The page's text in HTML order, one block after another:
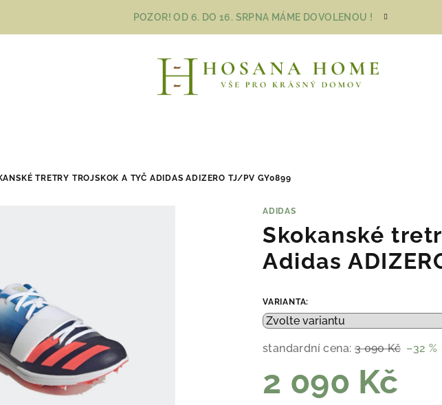
POZOR! OD 6. DO 16. SRPNA MÁME DOVOLENOU !
TRETRY TROJSKOK A TYČ ADIDAS ADIZERO TJ/PV GY0899
ADIDAS
Skokanské
Adidas
VARIANTA:
standardní cena: 3 090 Kč –32 %
2 090 Kč